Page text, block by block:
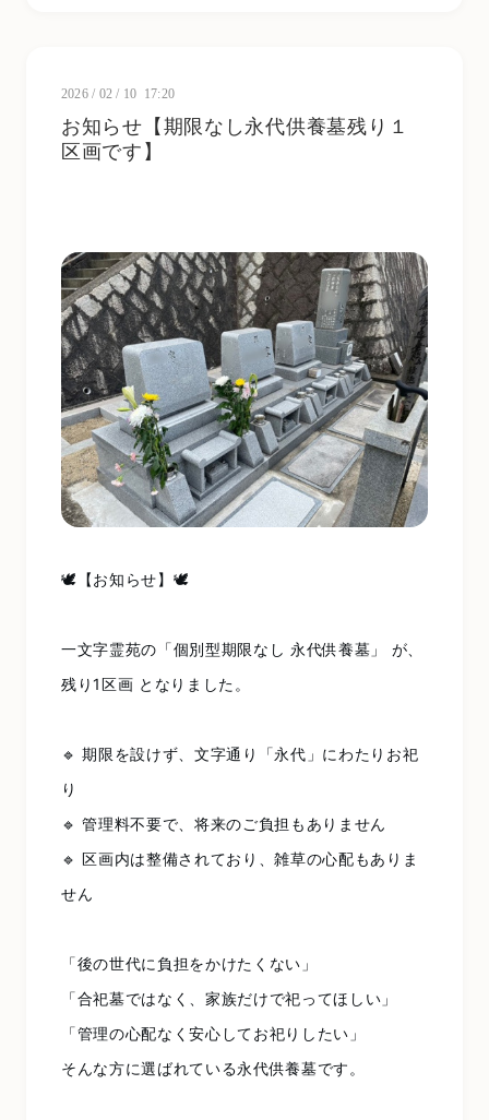
2026 / 02 / 10 17:20
お知らせ【期限なし永代供養墓残り１
区画です】
🕊【お知らせ】🕊
一文字霊苑の「個別型期限なし 永代供養墓」 が、
残り1区画 となりました。
🔹 期限を設けず、文字通り「永代」にわたりお祀
り
🔹 管理料不要で、将来のご負担もありません
🔹 区画内は整備されており、雑草の心配もありま
せん
「後の世代に負担をかけたくない」
「合祀墓ではなく、家族だけで祀ってほしい」
「管理の心配なく安心してお祀りしたい」
そんな方に選ばれている永代供養墓です。